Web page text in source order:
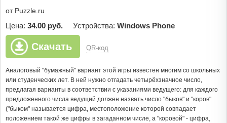
от Puzzle.ru
Цена: 34.00 руб. Устройства: Windows Phone
Скачать QR-код
Аналоговый "бумажный" вариант этой игры известен многим со школьных
или студенческих лет. В ней нужно отгадать четырёхзначное число,
предлагая варианты в соответствии с указаниями ведущего: для каждого
предложенного числа ведущий должен назвать число "быков" и "коров"
("быком" называется цифра, местоположение которой совпадает
положением такой же цифры в загаданном числе, а "коровой" - цифра,